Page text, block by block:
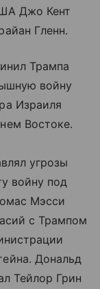
Джо Кент
Гленн.
Трампа
войну
Израиля
Востоке.
угрозы
войну под
Мэсси
с Трампом
Дональд
Тейлор Грин